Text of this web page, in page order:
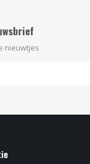
nieuwtjes